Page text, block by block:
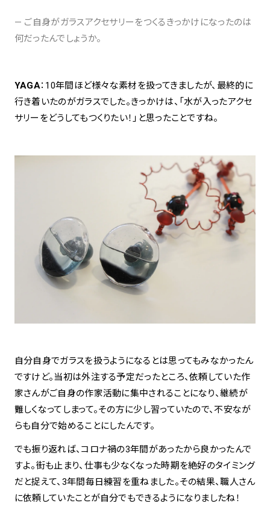
— ご自身がガラスアクセサリーをつくるきっかけになったのは
何だったんでしょうか。
YAGA：10年間ほど様々な素材を扱ってきましたが、最終的に
行き着いたのがガラスでした。きっかけは、「水が入ったアクセ
サリーをどうしてもつくりたい！」と思ったことですね。
自分自身でガラスを扱うようになるとは思ってもみなかったん
ですけど。当初は外注する予定だったところ、依頼していた作
家さんがご自身の作家活動に集中されることになり、継続が
難しくなってしまって。その方に少し習っていたので、不安なが
らも自分で始めることにしたんです。
でも振り返れば、コロナ禍の3年間があったから良かったんで
すよ。街も止まり、仕事も少なくなった時期を絶好のタイミング
だと捉えて、3年間毎日練習を重ねました。その結果、職人さん
に依頼していたことが自分でもできるようになりましたね！